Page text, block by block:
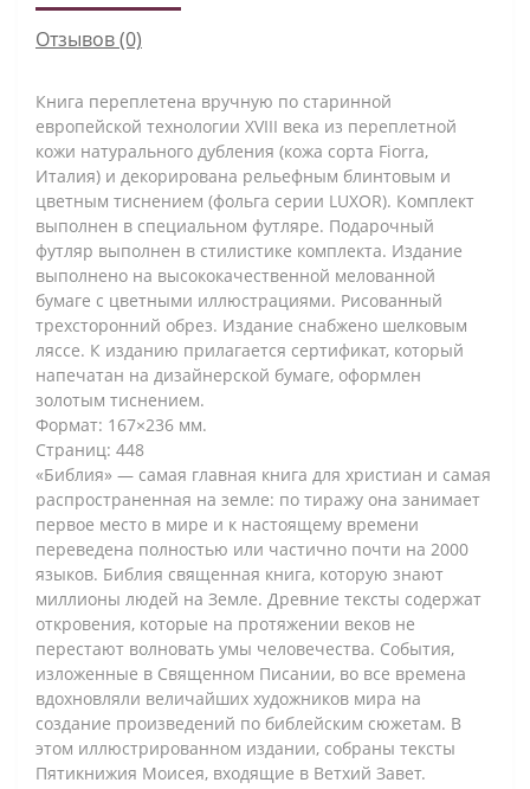
Отзывов (0)
Книга переплетена вручную по старинной
европейской технологии XVIII века из переплетной
кожи натурального дубления (кожа сорта Fiorra,
Италия) и декорирована рельефным блинтовым и
цветным тиснением (фольга серии LUXOR). Комплект
выполнен в специальном футляре. Подарочный
футляр выполнен в стилистике комплекта. Издание
выполнено на высококачественной мелованной
бумаге с цветными иллюстрациями. Рисованный
трехсторонний обрез. Издание снабжено шелковым
ляссе. К изданию прилагается сертификат, который
напечатан на дизайнерской бумаге, оформлен
золотым тиснением.
Формат: 167×236 мм.
Страниц: 448
«Библия» — самая главная книга для христиан и самая
распространенная на земле: по тиражу она занимает
первое место в мире и к настоящему времени
переведена полностью или частично почти на 2000
языков. Библия священная книга, которую знают
миллионы людей на Земле. Древние тексты содержат
откровения, которые на протяжении веков не
перестают волновать умы человечества. События,
изложенные в Священном Писании, во все времена
вдохновляли величайших художников мира на
создание произведений по библейским сюжетам. В
этом иллюстрированном издании, собраны тексты
Пятикнижия Моисея, входящие в Ветхий Завет.